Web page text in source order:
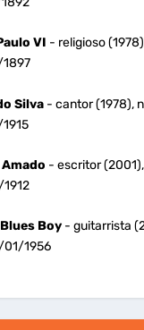
VI - religioso
Silva- cantor (1978),
- escritor
Boy- guitarrista
1956